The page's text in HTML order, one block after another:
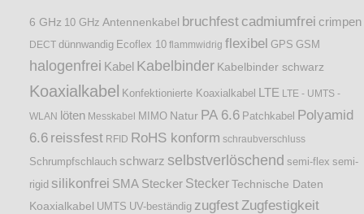
6 GHz 10 GHz Antennenkabel bruchfest cadmiumfrei crimpen
DECT dünnwandig Ecoflex 10 flammwidrig flexibel GPS GSM
halogenfrei Kabel Kabelbinder Kabelbinder schwarz
Koaxialkabel Konfektionierte Koaxialkabel LTE LTE - UMTS -
WLAN löten Messkabel MIMO Natur PA 6.6 Patchkabel Polyamid
6.6 reissfest RFID RoHS konform schraubverschluss
Schrumpfschlauch schwarz selbstverlöschend semi-flex semi-
rigid silikonfrei SMA Stecker Stecker Technische Daten
Koaxialkabel UMTS UV-beständig zugfestZugfestigkeit